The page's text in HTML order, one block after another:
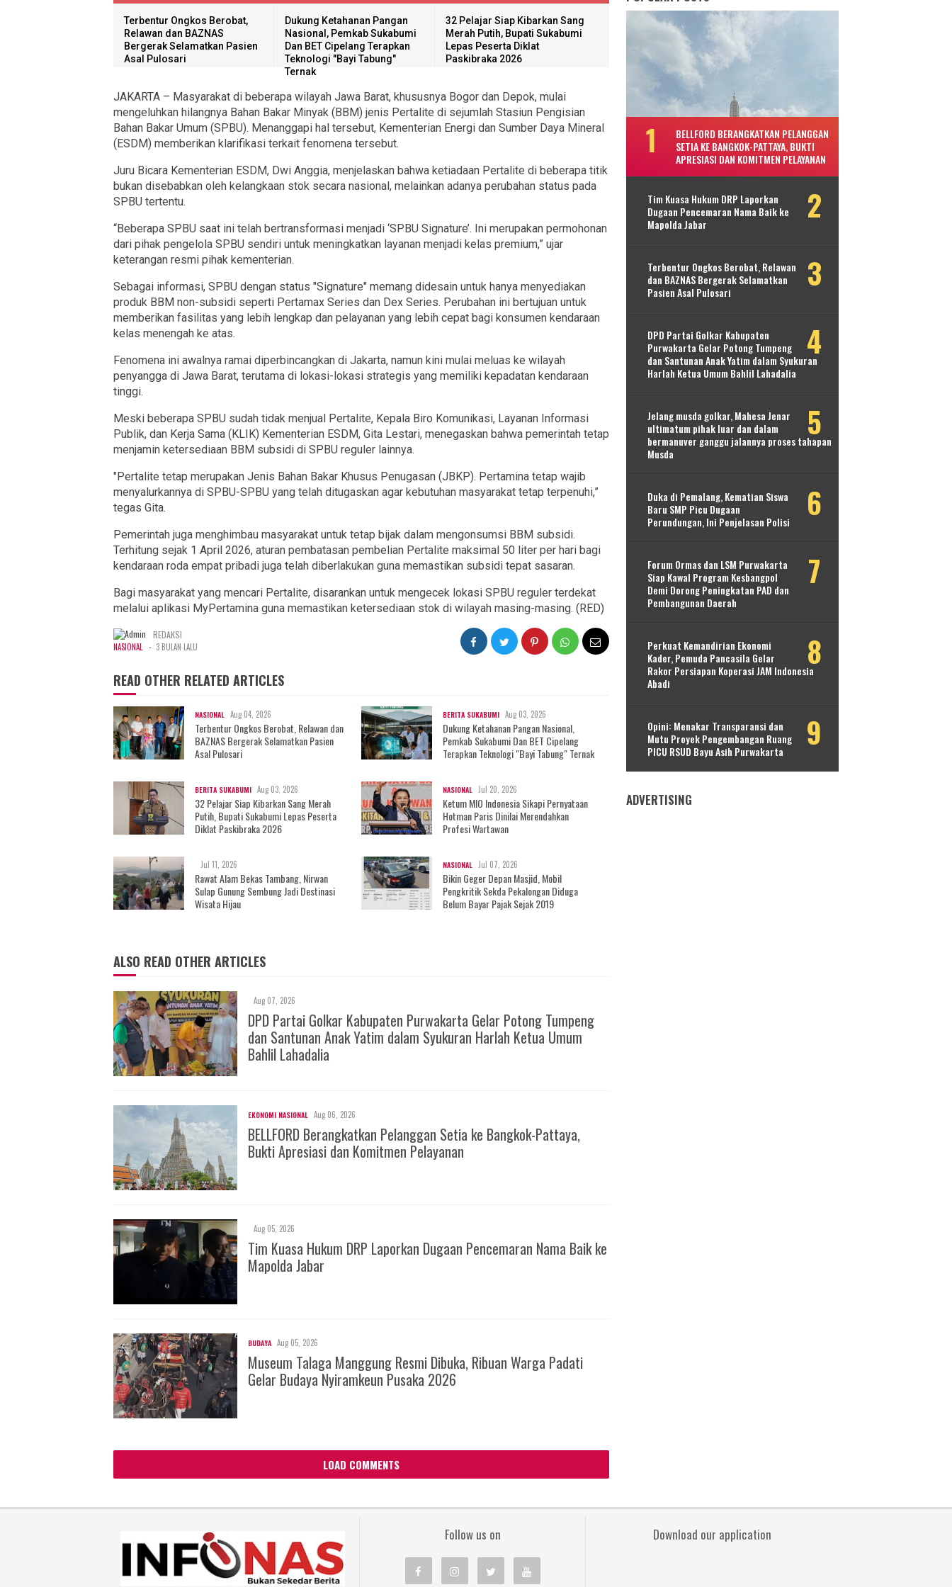
Terbentur Ongkos Berobat,
Relawan dan BAZNAS
Bergerak Selamatkan Pasien
Asal Pulosari
Dukung Ketahanan Pangan
Nasional, Pemkab Sukabumi
Dan BET Cipelang Terapkan
Teknologi "Bayi Tabung"
Ternak
32 Pelajar Siap Kibarkan Sang
Merah Putih, Bupati Sukabumi
Lepas Peserta Diklat
Paskibraka 2026
JAKARTA – Masyarakat di beberapa wilayah Jawa Barat, khususnya Bogor dan Depok, mulai
mengeluhkan hilangnya Bahan Bakar Minyak (BBM) jenis Pertalite di sejumlah Stasiun Pengisian
Bahan Bakar Umum (SPBU). Menanggapi hal tersebut, Kementerian Energi dan Sumber Daya Mineral
(ESDM) memberikan klarifikasi terkait fenomena tersebut.
Juru Bicara Kementerian ESDM, Dwi Anggia, menjelaskan bahwa ketiadaan Pertalite di beberapa titik
bukan disebabkan oleh kelangkaan stok secara nasional, melainkan adanya perubahan status pada
SPBU tertentu.
“Beberapa SPBU saat ini telah bertransformasi menjadi ‘SPBU Signature’. Ini merupakan permohonan
dari pihak pengelola SPBU sendiri untuk meningkatkan layanan menjadi kelas premium,” ujar
keterangan resmi pihak kementerian.
Sebagai informasi, SPBU dengan status "Signature" memang didesain untuk hanya menyediakan
produk BBM non-subsidi seperti Pertamax Series dan Dex Series. Perubahan ini bertujuan untuk
memberikan fasilitas yang lebih lengkap dan pelayanan yang lebih cepat bagi konsumen kendaraan
kelas menengah ke atas.
Fenomena ini awalnya ramai diperbincangkan di Jakarta, namun kini mulai meluas ke wilayah
penyangga di Jawa Barat, terutama di lokasi-lokasi strategis yang memiliki kepadatan kendaraan
tinggi.
Meski beberapa SPBU sudah tidak menjual Pertalite, Kepala Biro Komunikasi, Layanan Informasi
Publik, dan Kerja Sama (KLIK) Kementerian ESDM, Gita Lestari, menegaskan bahwa pemerintah tetap
menjamin ketersediaan BBM subsidi di SPBU reguler lainnya.
"Pertalite tetap merupakan Jenis Bahan Bakar Khusus Penugasan (JBKP). Pertamina tetap wajib
menyalurkannya di SPBU-SPBU yang telah ditugaskan agar kebutuhan masyarakat tetap terpenuhi,”
tegas Gita.
Pemerintah juga menghimbau masyarakat untuk tetap bijak dalam mengonsumsi BBM subsidi.
Terhitung sejak 1 April 2026, aturan pembatasan pembelian Pertalite maksimal 50 liter per hari bagi
kendaraan roda empat pribadi juga telah diberlakukan guna memastikan subsidi tepat sasaran.
Bagi masyarakat yang mencari Pertalite, disarankan untuk mengecek lokasi SPBU reguler terdekat
melalui aplikasi MyPertamina guna memastikan ketersediaan stok di wilayah masing-masing. (RED)
REDAKSI
NASIONAL - 3 BULAN LALU
READ OTHER RELATED ARTICLES
NASIONAL Aug 04, 2026
Terbentur Ongkos Berobat, Relawan dan
BAZNAS Bergerak Selamatkan Pasien
Asal Pulosari
BERITA SUKABUMI Aug 03, 2026
Dukung Ketahanan Pangan Nasional,
Pemkab Sukabumi Dan BET Cipelang
Terapkan Teknologi "Bayi Tabung" Ternak
BERITA SUKABUMI Aug 03, 2026
32 Pelajar Siap Kibarkan Sang Merah
Putih, Bupati Sukabumi Lepas Peserta
Diklat Paskibraka 2026
NASIONAL Jul 20, 2026
Ketum MIO Indonesia Sikapi Pernyataan
Hotman Paris Dinilai Merendahkan
Profesi Wartawan
Jul 11, 2026
Rawat Alam Bekas Tambang, Nirwan
Sulap Gunung Sembung Jadi Destinasi
Wisata Hijau
NASIONAL Jul 07, 2026
Bikin Geger Depan Masjid, Mobil
Pengkritik Sekda Pekalongan Diduga
Belum Bayar Pajak Sejak 2019
ALSO READ OTHER ARTICLES
Aug 07, 2026
DPD Partai Golkar Kabupaten Purwakarta Gelar Potong Tumpeng
dan Santunan Anak Yatim dalam Syukuran Harlah Ketua Umum
Bahlil Lahadalia
EKONOMI NASIONAL Aug 06, 2026
BELLFORD Berangkatkan Pelanggan Setia ke Bangkok-Pattaya,
Bukti Apresiasi dan Komitmen Pelayanan
Aug 05, 2026
Tim Kuasa Hukum DRP Laporkan Dugaan Pencemaran Nama Baik ke
Mapolda Jabar
BUDAYA Aug 05, 2026
Museum Talaga Manggung Resmi Dibuka, Ribuan Warga Padati
Gelar Budaya Nyiramkeun Pusaka 2026
LOAD COMMENTS
BELLFORD BERANGKATKAN PELANGGAN
SETIA KE BANGKOK-PATTAYA, BUKTI
APRESIASI DAN KOMITMEN PELAYANAN
Tim Kuasa Hukum DRP Laporkan
Dugaan Pencemaran Nama Baik ke
Mapolda Jabar
Terbentur Ongkos Berobat, Relawan
dan BAZNAS Bergerak Selamatkan
Pasien Asal Pulosari
DPD Partai Golkar Kabupaten
Purwakarta Gelar Potong Tumpeng
dan Santunan Anak Yatim dalam Syukuran
Harlah Ketua Umum Bahlil Lahadalia
Jelang musda golkar, Mahesa Jenar
ultimatum pihak luar dan dalam
bermanuver ganggu jalannya proses tahapan
Musda
Duka di Pemalang, Kematian Siswa
Baru SMP Picu Dugaan
Perundungan, Ini Penjelasan Polisi
Forum Ormas dan LSM Purwakarta
Siap Kawal Program Kesbangpol
Demi Dorong Peningkatan PAD dan
Pembangunan Daerah
Perkuat Kemandirian Ekonomi
Kader, Pemuda Pancasila Gelar
Rakor Persiapan Koperasi JAM Indonesia
Abadi
Opini: Menakar Transparansi dan
Mutu Proyek Pengembangan Ruang
PICU RSUD Bayu Asih Purwakarta
ADVERTISING
Follow us on Download our application